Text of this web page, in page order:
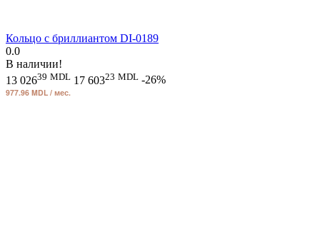
Кольцо с бриллиантом DI-0189
0.0
В наличии!
13 02639 MDL 17 60323 MDL -26%
977.96 MDL / мес.